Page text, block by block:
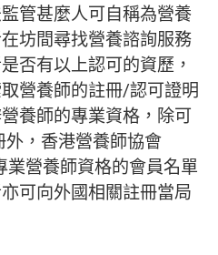
管甚麼人可自稱為營養
坊間尋找營養諮詢服務
否有以上認可的資歷，
營養師的註冊/認可證明
養師的專業資格，除可
外，香港營養師協會
業營養師資格的會員名單
可向外國相關註冊當局